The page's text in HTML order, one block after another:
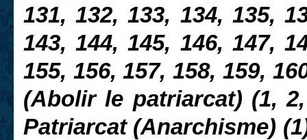
131, 132, 133, 134, 135,
143, 144, 145, 146, 147,
155, 156, 157, 158, 159,
(Abolir le patriarcat) (1,
Patriarcat (Anarchisme)